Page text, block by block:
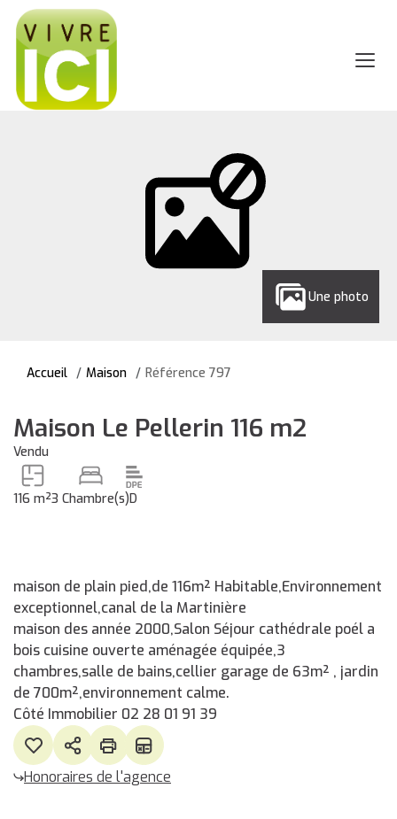
Une photo
Accueil Maison Référence 797
Maison Le Pellerin 116 m2
Vendu
116 m²3 Chambre(s)D
maison de plain pied,de 116m² Habitable,Environnement
exceptionnel,canal de la Martinière
maison des année 2000,Salon Séjour cathédrale poél a
bois cuisine ouverte aménagée équipée,3
chambres,salle de bains,cellier garage de 63m² , jardin
de 700m²,environnement calme.
Côté Immobilier 02 28 01 91 39
Honoraires de l'agence